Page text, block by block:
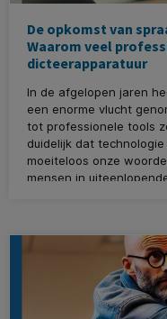
De opkomst van
Waarom veel
dicteerapparatuur
In de afgelopen jaren
een enorme vlucht
tot professionele tools
duidelijk dat
moeiteloos onze
mensen in
steeds bewust voor
te werken. In dit blog